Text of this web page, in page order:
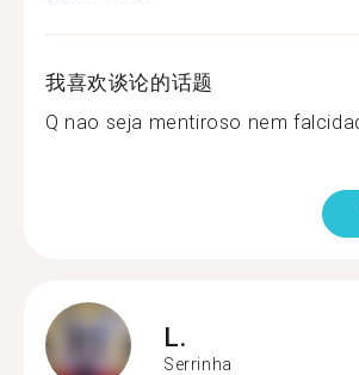
我喜欢谈论的话题
Q nao seja mentiroso nem
L.
Serrinha